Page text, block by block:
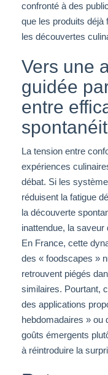
confronté à des
que les produits déjà
les découvertes
Vers une
guidée
entre
La tension entre
expériences
débat. Si les
réduisent la fatigue
la découverte
inattendue, la saveur
En France, cette
des « foodscapes »
retrouvent piégés
similaires. Pourtant,
des applications
hebdomadaires » ou
goûts émergents
à réintroduire la